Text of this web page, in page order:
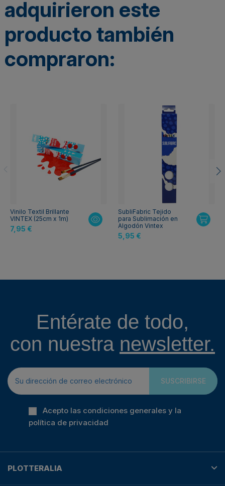
adquirieron este
producto también
compraron:
Vinilo Textil Brillante
VINTEX (25cm x 1m)
7,95 €
SubliFabric Tejido
para Sublimación en
Algodón Vintex
5,95 €
Entérate de todo,
con nuestra newsletter.
SUSCRIBIRSE
Acepto las condiciones generales y la
política de privacidad
PLOTTERALIA